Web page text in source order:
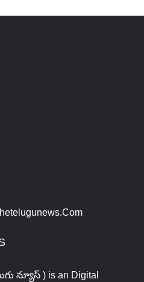
న్యూస్‌ ) is an Digital